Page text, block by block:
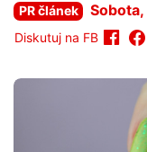
PR článek
Diskutuj na FB